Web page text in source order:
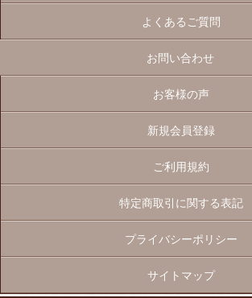
よくあるご質問
お問い合わせ
お客様の声
新規会員登録
ご利用規約
特定商取引に関する表記
プライバシーポリシー
サイトマップ